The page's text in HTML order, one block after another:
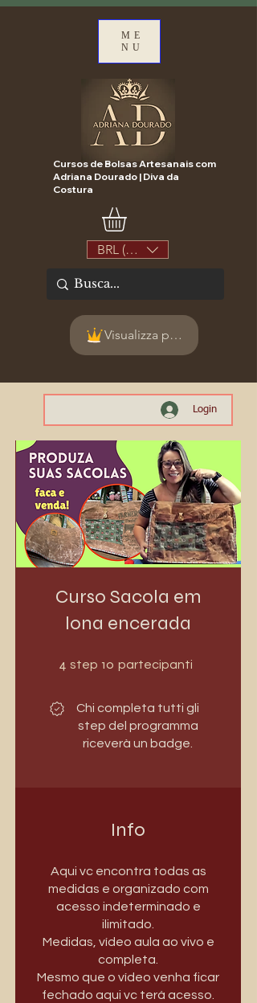
ME
NU
Cursos de Bolsas Artesanais com
Adriana Dourado | Diva da
Costura
BRL (R$)
Visualizza punti
Login
Curso Sacola em
lona encerada
4 step 4 step
10 partecipanti
Chi completa tutti gli
step del programma
riceverà un badge.
Info
Aqui vc encontra todas as
medidas e organizado com
acesso indeterminado e
ilimitado.
Medidas, vídeo aula ao vivo e
completa.
Mesmo que o vídeo venha ficar
fechado aqui vc terá acesso.